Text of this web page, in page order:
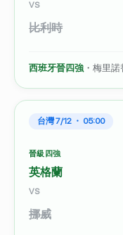
VS
比利時
西班牙晉四強 ・梅里
台灣 7/12 ・ 05:00
晉級四強
英格蘭
VS
挪威